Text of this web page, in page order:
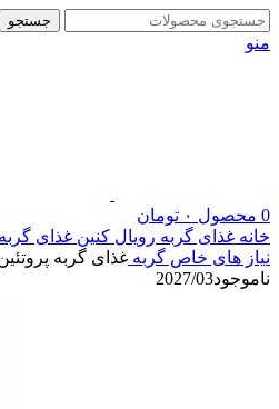
جستجو
منو
0 محصول ۰ تومان
خانه غذای گربه رویال کنین غذای
نیاز های خاص گربه غذای گربه
ناموجود2027/03